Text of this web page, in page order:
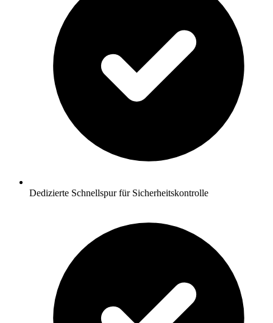
Dedizierte Schnellspur für Sicherheitskontrolle